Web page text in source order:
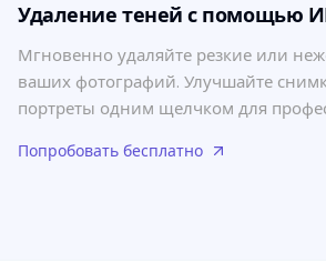
Удаление теней с помощью
Мгновенно удаляйте резкие или
ваших фотографий. Улучшайте
портреты одним щелчком для
Попробовать бесплатно